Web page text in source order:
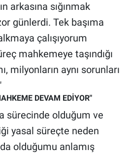
arkasına sığınmak
günlerdi. Tek başıma
çalışıyorum
mahkemeye taşındığı
milyonların aynı sorunları
DEVAM EDİYOR"
sürecinde olduğum ve
yasal süreçte neden
olduğumu anlamış